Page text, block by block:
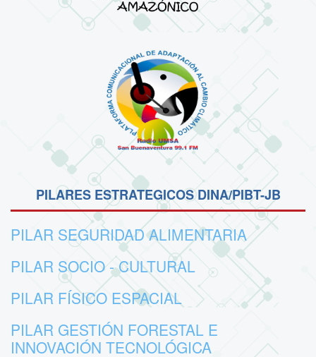
PILARES ESTRATEGICOS DINA/PIBT-JB
PILAR SEGURIDAD ALIMENTARIA
PILAR SOCIO - CULTURAL
PILAR FÍSICO ESPACIAL
PILAR GESTIÓN FORESTAL E
INNOVACIÓN TECNOLÓGICA